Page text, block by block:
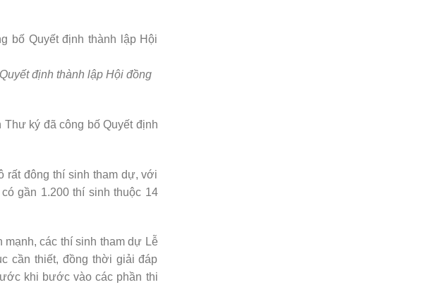
định thành lập Hội đồng
ký đã công bố Quyết định
rất đông thí sinh tham dự, với
gần 1.200 thí sinh thuộc 14
các thí sinh tham dự Lễ
cần thiết, đồng thời giải đáp
khi bước vào các phần thi